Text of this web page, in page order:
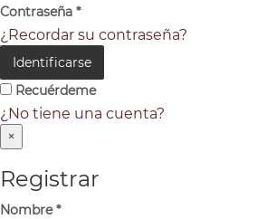
Contraseña *
¿Recordar su contraseña?
Identificarse
Recuérdeme
¿No tiene una cuenta?
×
Registrar
Nombre*